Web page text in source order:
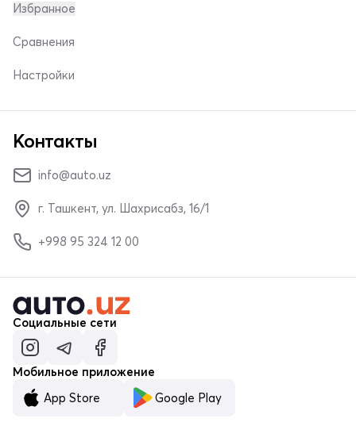
Избранное
Сравнения
Настройки
Контакты
info@auto.uz
г. Ташкент, ул. Шахрисабз, 16/1
+998 95 324 12 00
Социальные сети
Мобильное приложение
App Store
Google Play